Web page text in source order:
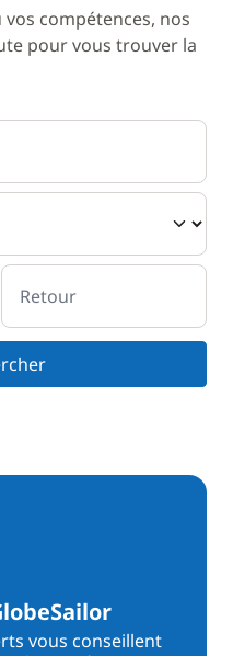
compétences, nos
pour vous trouver la
Retour
vous conseillent